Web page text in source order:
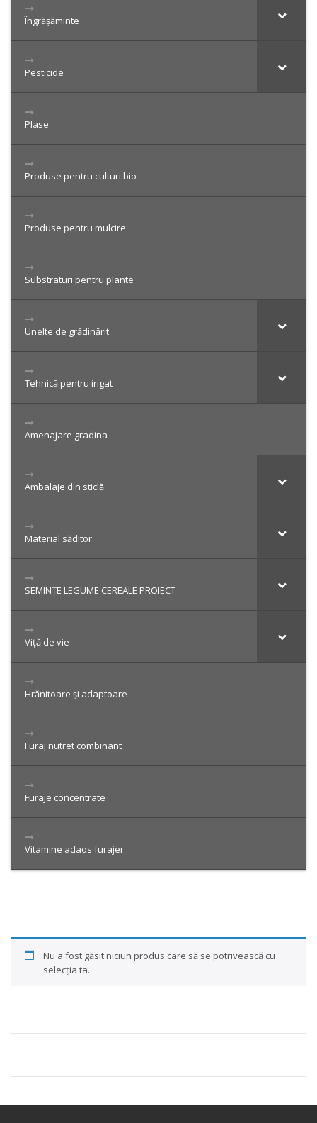
Îngrășăminte
Pesticide
Plase
Produse pentru culturi bio
Produse pentru mulcire
Substraturi pentru plante
Unelte de grădinărit
Tehnică pentru irigat
Amenajare gradina
Ambalaje din sticlă
Material săditor
SEMINȚE LEGUME CEREALE PROIECT
Viță de vie
Hrănitoare și adaptoare
Furaj nutret combinant
Furaje concentrate
Vitamine adaos furajer
Nu a fost găsit niciun produs care să se potrivească cu
selecția ta.